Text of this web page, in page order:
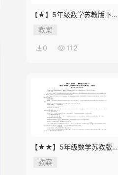
【★】5年级数学苏教版下册
教案第8单元《单元复习》
教案
0 112
【★★】5年级数学苏教版下
册教案第8单元《单元复习》
教案